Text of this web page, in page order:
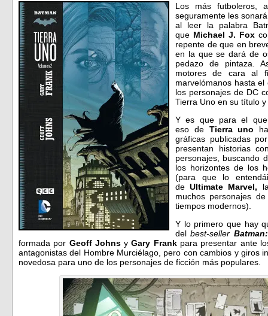
Los más futboleros,
seguramente les
al leer la palabra
que Michael J. Fox
repente de que en
en la que se dará de
pedazo de pintaza.
motores de cara al
marvelómanos hasta
los personajes de DC
Tierra Uno en su título
Y es que para el
eso de Tierra uno
gráficas publicadas
presentan historias
personajes, buscando
los horizontes de los
(para que lo
deUltimate Marvel,
muchos personajes
tiempos modernos).
Y lo primero que hay
delbest-seller
formada por Geoff JohnsyGary Frank para presentar ante
antagonistas del Hombre Murciélago, pero con cambios y giros
novedosa para uno de los personajes de ficción más populares.